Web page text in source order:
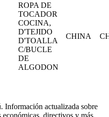
ROPA DE
TOCADOR
COCINA,
D'TEJIDO
D'TOALLA
C/BUCLE
DE
ALGODON
CHINA
Información actualizada sobre